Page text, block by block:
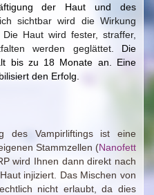
der Haut und des
sichtbar wird die Wirkung
Haut wird fester, straffer,
werden geglättet.
Die
bis zu 18 Monate an. Eine
den Erfolg.
des Vampirliftings ist eine
Stammzellen (Nanofett
wird Ihnen dann direkt nach
injiziert. Das Mischen von
nicht erlaubt, da dies